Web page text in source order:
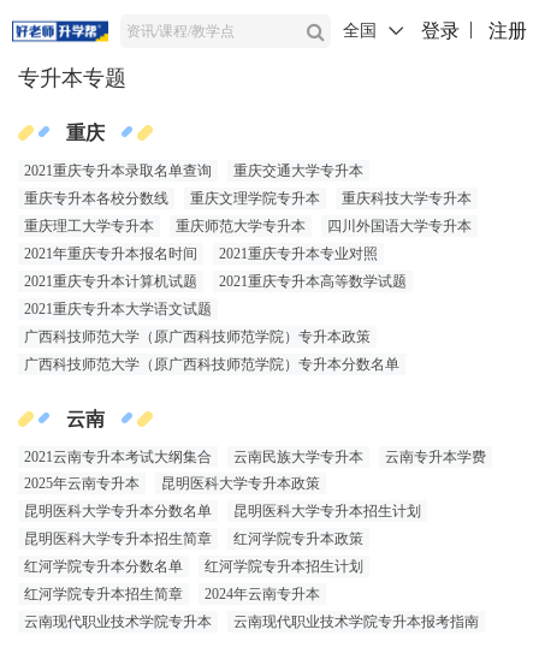
全国 登录 注册
专升本专题
重庆
2021重庆专升本录取名单查询
重庆交通大学专升本
重庆专升本各校分数线
重庆文理学院专升本
重庆科技大学专升本
重庆理工大学专升本
重庆师范大学专升本
四川外国语大学专升本
2021年重庆专升本报名时间
2021重庆专升本专业对照
2021重庆专升本计算机试题
2021重庆专升本高等数学试题
2021重庆专升本大学语文试题
广西科技师范大学（原广西科技师范学院）专升本政策
广西科技师范大学（原广西科技师范学院）专升本分数名单
云南
2021云南专升本考试大纲集合 云南民族大学专升本
云南专升本学费
2025年云南专升本
昆明医科大学专升本政策
昆明医科大学专升本分数名单
昆明医科大学专升本招生计划
昆明医科大学专升本招生简章
红河学院专升本政策
红河学院专升本分数名单
红河学院专升本招生计划
红河学院专升本招生简章
2024年云南专升本
云南现代职业技术学院专升本
云南现代职业技术学院专升本报考指南